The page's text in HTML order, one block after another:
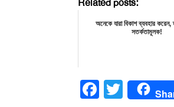
Related posts:
অনেকে যারা বিকাশ ব্যবহার করেন,
সতর্কতামূলক!
Facebook
Twitter